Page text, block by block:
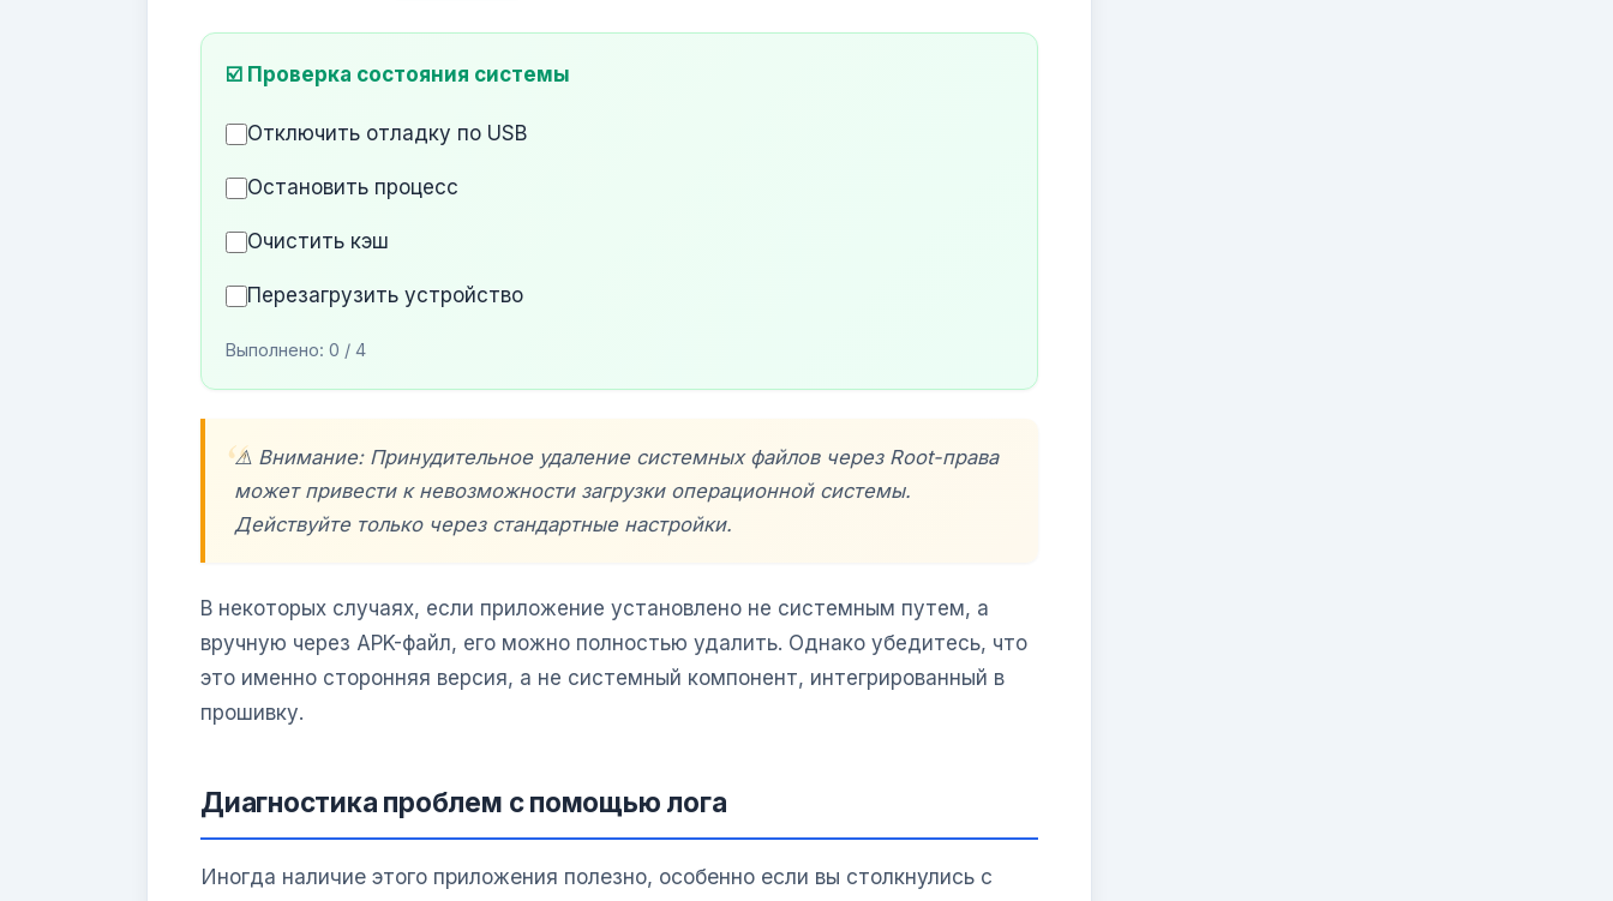
☑️ Проверка состояния системы
Отключить отладку по USB
Остановить процесс
Очистить кэш
Перезагрузить устройство
Выполнено: 0 / 4
⚠️ Внимание: Принудительное удаление системных файлов через Root-права
может привести к невозможности загрузки операционной системы.
Действуйте только через стандартные настройки.
В некоторых случаях, если приложение установлено не системным путем, а
вручную через APK-файл, его можно полностью удалить. Однако убедитесь, что
это именно сторонняя версия, а не системный компонент, интегрированный в
прошивку.
Диагностика проблем с помощью лога
Иногда наличие этого приложения полезно, особенно если вы столкнулись с